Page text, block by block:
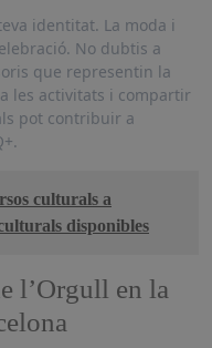
identitat. La moda i
No dubtis a
que representin la
les activitats i compartir
pot contribuir a
culturals a
disponibles
l’Orgull en la